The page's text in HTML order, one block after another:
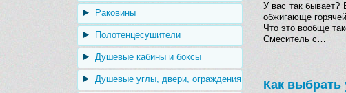
Раковины
Полотенцесушители
Душевые кабины и боксы
Душевые углы, двери, ограждения
У вас так бывает?
обжигающе
Что это вообще
Смеситель с…
Как выбрать